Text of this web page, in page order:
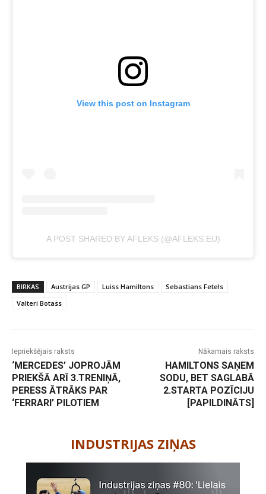
View this post on Instagram
A POST SHARED BY AFLEKS (@AFLEKS.EU)
BIRKAS Austrijas GP Luiss Hamiltons
Sebastians Fetels
Valteri Botass
Iepriekšējais raksts
‘MERCEDES’ JOPROJĀM
PRIEKŠĀ ARĪ 3.TRENIŅĀ,
PERESS ĀTRĀKS PAR
‘FERRARI’ PILOTIEM
Nākamais raksts
HAMILTONS SAŅEM
SODU, BET SAGLABĀ
2.STARTA POZĪCIJU
[PAPILDINĀTS]
INDUSTRIJAS ZIŅAS